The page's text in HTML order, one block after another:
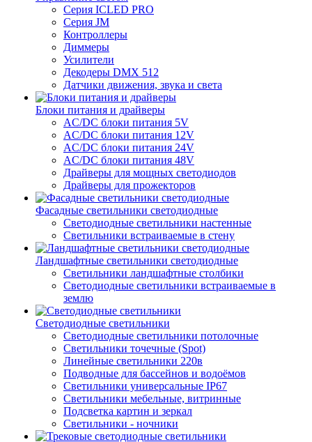
Серия ICLED PRO
Серия JM
Контроллеры
Диммеры
Усилители
Декодеры DMX 512
Датчики движения, звука и света
Блоки питания и драйверы
AC/DC блоки питания 5V
AC/DC блоки питания 12V
AC/DC блоки питания 24V
AC/DC блоки питания 48V
Драйверы для мощных светодиодов
Драйверы для прожекторов
Фасадные светильники светодиодные
Светодиодные светильники настенные
Светильники встраиваемые в стену
Ландшафтные светильники светодиодные
Светильники ландшафтные столбики
Светодиодные светильники встраиваемые в
землю
Светодиодные светильники
Светодиодные светильники потолочные
Светильники точечные (Spot)
Линейные светильники 220в
Подводные для бассейнов и водоёмов
Светильники универсальные IP67
Светильники мебельные, витринные
Подсветка картин и зеркал
Светильники - ночники